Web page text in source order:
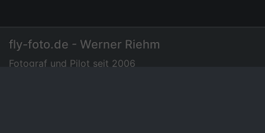
fly-foto.de - Werner Riehm
Fotograf und Pilot seit 2006